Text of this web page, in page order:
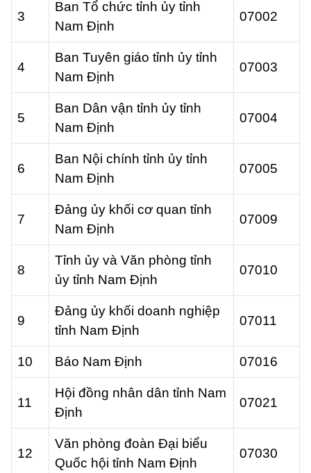
3
Ban Tổ chức tỉnh ủy tỉnh
Nam Định
07002
4
Ban Tuyên giáo tỉnh ủy tỉnh
Nam Định
07003
5
Ban Dân vận tỉnh ủy tỉnh
Nam Định
07004
6
Ban Nội chính tỉnh ủy tỉnh
Nam Định
07005
7
Đảng ủy khối cơ quan tỉnh
Nam Định
07009
8
Tỉnh ủy và Văn phòng tỉnh
ủy tỉnh Nam Định
07010
9
Đảng ủy khối doanh nghiệp
tỉnh Nam Định
07011
10 Báo Nam Định 07016
11
Hội đồng nhân dân tỉnh Nam
Định
07021
12
Văn phòng đoàn Đại biểu
Quốc hội tỉnh Nam Định
07030